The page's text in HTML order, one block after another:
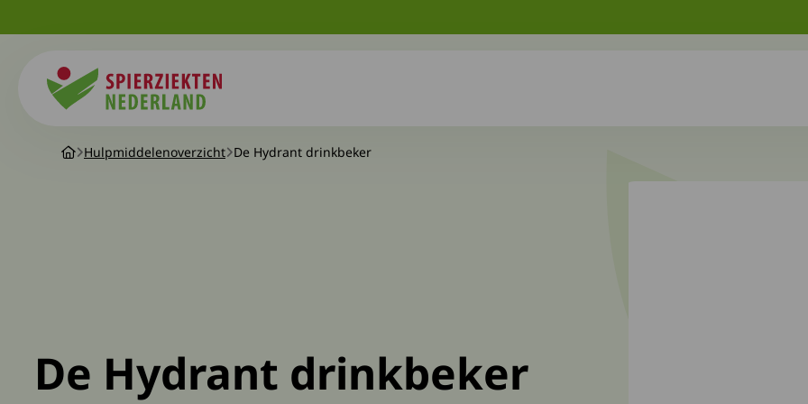
Hulpmiddelenoverzicht De Hydrant drinkbeker
De Hydrant drinkbeker